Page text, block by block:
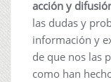
acción y
las dudas y
información y
de que nos las
como han